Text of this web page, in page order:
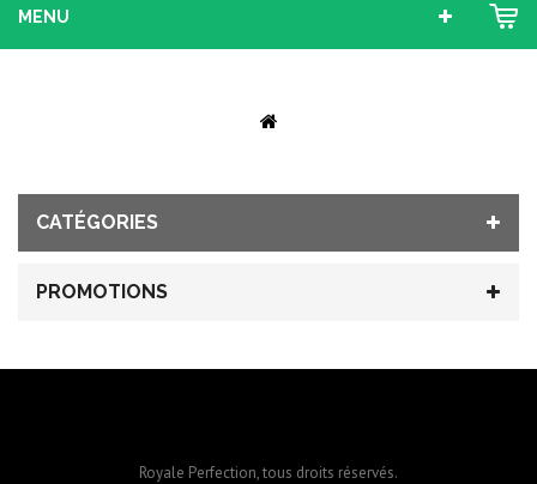
MENU
CATÉGORIES
PROMOTIONS
Royale Perfection, tous droits réservés.